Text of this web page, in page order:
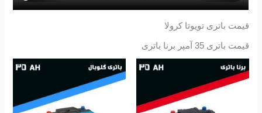
قیمت باتری تویوتا کرولا
قیمت باتری 35 آمپر برنا باتری